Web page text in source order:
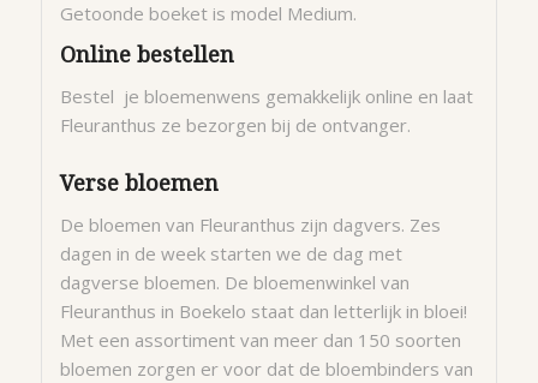
Getoonde boeket is model Medium.
Online bestellen
Bestel je bloemenwens gemakkelijk online en laat
Fleuranthus ze bezorgen bij de ontvanger.
Verse bloemen
De bloemen van Fleuranthus zijn dagvers. Zes
dagen in de week starten we de dag met
dagverse bloemen. De bloemenwinkel van
Fleuranthus in Boekelo staat dan letterlijk in bloei!
Met een assortiment van meer dan 150 soorten
bloemen zorgen er voor dat de bloembinders van